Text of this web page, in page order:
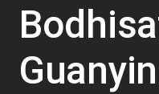
Guanyin